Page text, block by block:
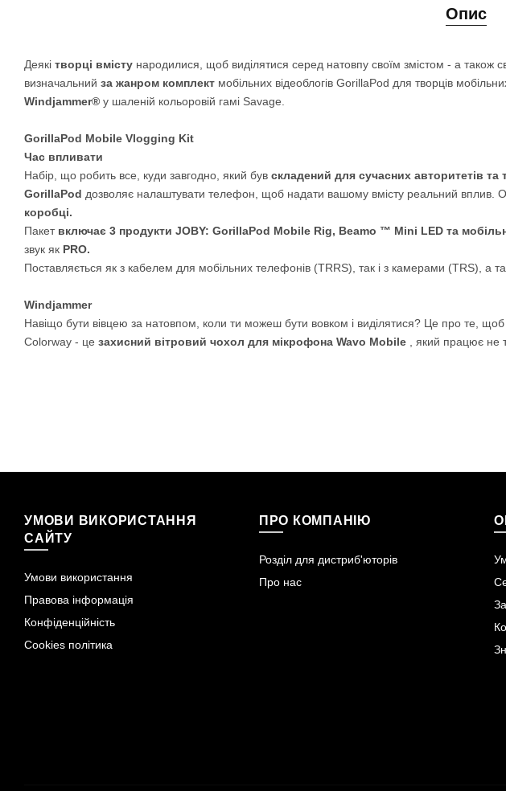
Опис
Деякі творці вмісту народилися, щоб виділятися серед натовпу своїм змістом - а також
визначальний за жанром комплект мобільних відеоблогів GorillaPod для творців
Windjammer® у шаленій кольоровій гамі Savage.
GorillaPod Mobile Vlogging Kit
Час впливати
Набір, що робить все, куди завгодно, який був складений для сучасних авторитетів та
GorillaPod дозволяє налаштувати телефон, щоб надати вашому вмісту реальний вплив.
коробці.
Пакет включає 3 продукти JOBY: GorillaPod Mobile Rig, Beamo ™ Mini LED та
звук як PRO.
Поставляється як з кабелем для мобільних телефонів (TRRS), так і з камерами (TRS), а
Windjammer
Навіщо бути вівцею за натовпом, коли ти можеш бути вовком і виділятися? Це про те,
Colorway - це захисний вітровий чохол для мікрофона Wavo Mobile , який працює не
УМОВИ ВИКОРИСТАННЯ
САЙТУ
Умови використання
Правова інформація
Конфіденційність
Cookies політика
ПРО КОМПАНІЮ
Розділ для дистриб'юторів
Про нас